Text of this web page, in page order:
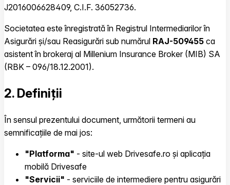
J2016006628409, C.I.F. 36052736.
Societatea este înregistrată în Registrul Intermediarilor în
Asigurări și/sau Reasigurări sub numărul RAJ-509455 ca
asistent în brokeraj al Millenium Insurance Broker (MIB) SA
(RBK – 096/18.12.2001).
2. Definiții
În sensul prezentului document, următorii termeni au
semnificațiile de mai jos:
"Platforma" - site-ul web Drivesafe.ro și aplicația
mobilă Drivesafe
"Servicii" - serviciile de intermediere pentru asigurări